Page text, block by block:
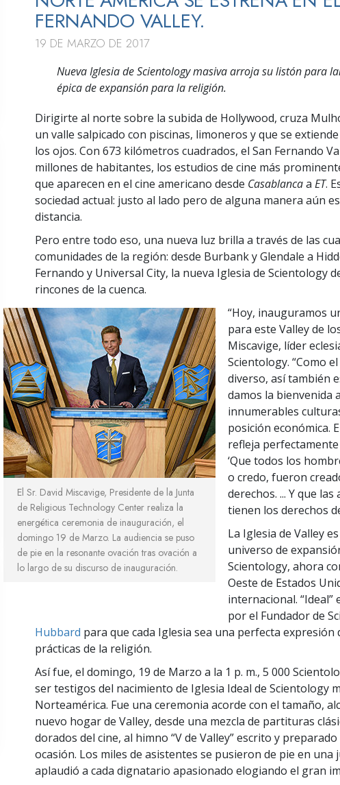
FERNANDO VALLEY.
19 DE MARZO DE 2017
Nueva Iglesia de Scientology masiva arroja su listón para
épica de expansión para la religión.
Dirigirte al norte sobre la subida de Hollywood, cruza
un valle salpicado con piscinas, limoneros y que se
los ojos. Con 673 kilómetros cuadrados, el San Fernando
millones de habitantes, los estudios de cine más
que aparecen en el cine americano desde Casablancaa ET.
sociedad actual: justo al lado pero de alguna manera aún
distancia.
Pero entre todo eso, una nueva luz brilla a través de las
comunidades de la región: desde Burbank y Glendale a
Fernando y Universal City, la nueva Iglesia de Scientology
rincones de la cuenca.
El Sr. David Miscavige, Presidente de la Junta
de Religious Technology Center realiza la
energética ceremonia de inauguración, el
domingo 19 de Marzo. La audiencia se puso
de pie en la resonante ovación tras ovación a
lo largo de su discurso de inauguración.
“Hoy, inauguramos
para este Valley de
Miscavige, líder
Scientology. “Como
diverso, así también
damos la bienvenida
innumerables
posición económica.
refleja perfectamente
‘Que todos los
o credo, fueron
derechos. ... Y que
tienen los derechos
La Iglesia de Valley
universo de
Scientology, ahora
Oeste de Estados
internacional. “Ideal”
por el Fundador de
Hubbard para que cada Iglesia sea una perfecta expresión
prácticas de la religión.
Así fue, el domingo, 19 de Marzo a la 1 p. m., 5 000
ser testigos del nacimiento de Iglesia Ideal de Scientology
Norteamérica. Fue una ceremonia acorde con el tamaño,
nuevo hogar de Valley, desde una mezcla de partituras
dorados del cine, al himno “V de Valley” escrito y
ocasión. Los miles de asistentes se pusieron de pie en una
aplaudió a cada dignatario apasionado elogiando el gran